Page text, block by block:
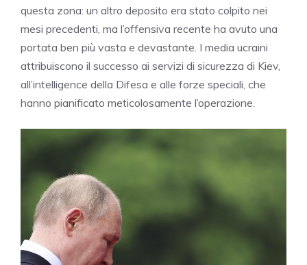
questa zona: un altro deposito era stato colpito nei
mesi precedenti, ma l’offensiva recente ha avuto una
portata ben più vasta e devastante. I media ucraini
attribuiscono il successo ai servizi di sicurezza di Kiev,
all’intelligence della Difesa e alle forze speciali, che
hanno pianificato meticolosamente l’operazione.